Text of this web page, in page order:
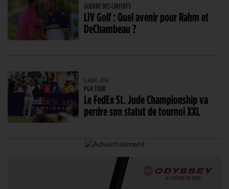
GUERRE DES CIRCUITS
LIV Golf : Quel avenir pour Rahm et
DeChambeau ?
6 AOÛT. 2026
PGA TOUR
Le FedEx St. Jude Championship va
perdre son statut de tournoi XXL